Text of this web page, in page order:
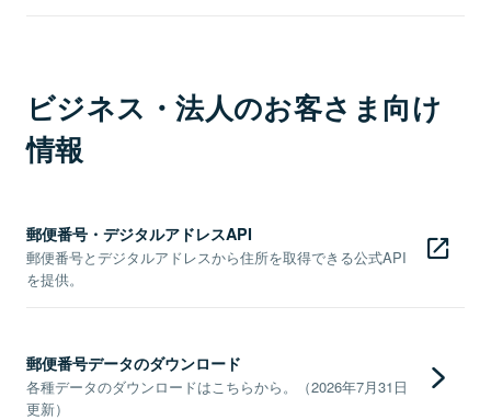
ビジネス・法人のお客さま向け
情報
郵便番号・デジタルアドレスAPI
郵便番号とデジタルアドレスから住所を取得できる公式API
を提供。
郵便番号データのダウンロード
各種データのダウンロードはこちらから。（2026年7月31日
更新）